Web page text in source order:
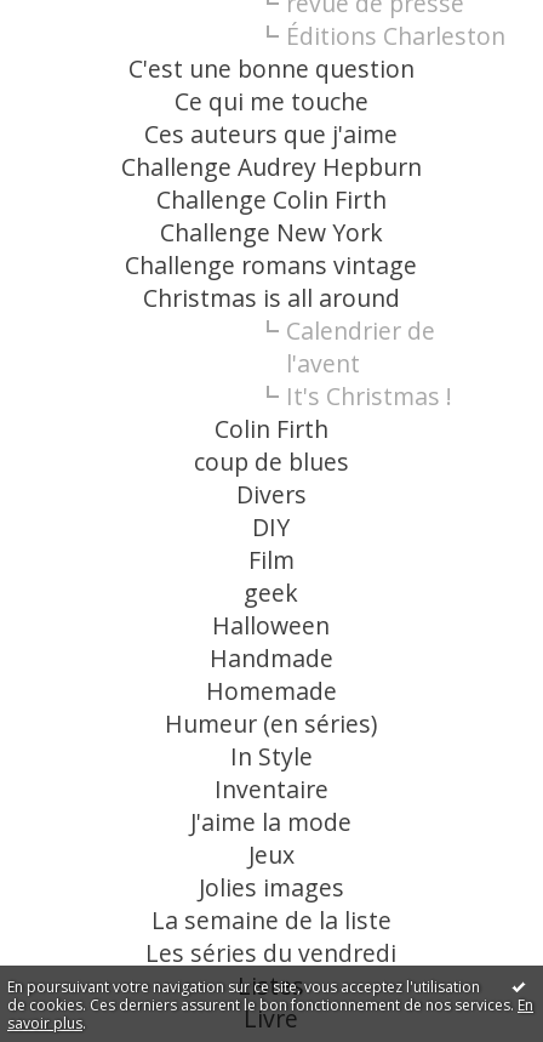
En poursuivant votre navigation sur ce site, vous acceptez l'utilisation
de cookies. Ces derniers assurent le bon fonctionnement de nos services. En
savoir plus.
Éditions Charleston
C'est une bonne question
Ce qui me touche
Ces auteurs que j'aime
Challenge Audrey Hepburn
Challenge Colin Firth
Challenge New York
Challenge romans vintage
Christmas is all around
Calendrier de
l'avent
It's Christmas !
Colin Firth
coup de blues
Divers
DIY
Film
geek
Halloween
Handmade
Homemade
Humeur (en séries)
In Style
Inventaire
J'aime la mode
Jeux
Jolies images
La semaine de la liste
Les séries du vendredi
Listes
Livre